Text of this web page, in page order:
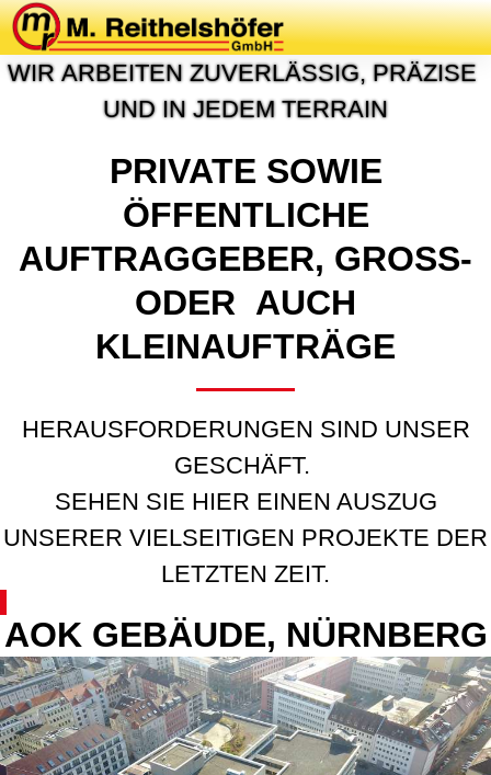
PROJEKTE & REFERENZEN
WIR ARBEITEN ZUVERLÄSSIG, PRÄZISE
UND IN JEDEM TERRAIN
PRIVATE SOWIE
ÖFFENTLICHE
AUFTRAGGEBER, GROSS- O
DER AUCH K
LEINAUFTRÄGE
HERAUSFORDERUNGEN SIND UNSER
GESCHÄFT.
SEHEN SIE HIER EINEN AUSZUG
UNSERER VIELSEITIGEN PROJEKTE DER
LETZTEN ZEIT.
AOK GEBÄUDE, NÜRNBERG